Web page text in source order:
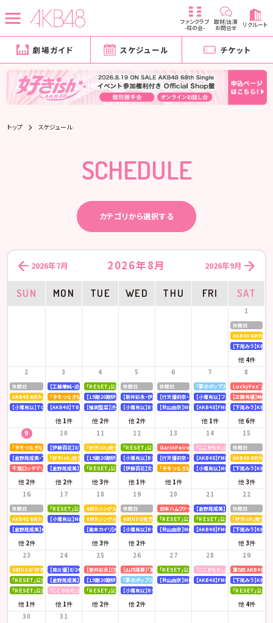
ファンクラブ
-柱の会-
取材/出演
お問合せ リクルート
劇場ガイド スケジュール チケット
トップ スケジュール
SCHEDULE
カテゴリから選択する
2026年8月
2026年7月 2026年9月
SUN MON TUE WED THU FRI SAT
休館日
AKB48 68thシン
【下尾みう】
他 4件
1
休館日
AKB48 68thシングル OS盤 【個別握手会】 @パシフィコ横浜
【小栗有以】TOKYOMX「MXグランプリ2026～異端芸人決定戦～」
2
【工藤華純・迫由芽実】大分合同新聞
「手をつなぎながら」公演
【AKB48】TBS「CDTV ライブ! ライブ!」
他 1件
3
「ＲＥＳＥＴ」公演
【19期20期研究生】SHOWROOM「AKB48研究生パレット 〜多彩な魅力をお届け〜」
【福岡聖菜】渋谷クロスFM「AKB48福岡聖菜の あなたに福を届けますらじお☆」
他 2件
4
休館日
【新井彩永・伊藤百花】文化放送「矢吹奈子のレコメン！」
【小栗有以】BSテレ東「ドライな同期の溺愛癖」
他 2件
5
休館日
【行天優莉奈・新井彩永】ラジオNIKKEI「虎ノ門 トレ
【秋山由奈】MBSラジオ「アッパレやってまーす！」
6
「夢のポップスター」公演
【小栗有以】フジテレビ「全力！脱力タ
【AKB48】FMFUJI「AKB48の
他 1件
7
LuckyFes’26
【正鋳真優】映画
【下尾みう】
他 6件
8
「手をつなぎながら」公演
【倉野尾成美・下尾みう・工藤華純・山口結愛】LOVE FM「AKB48九州放送部！」
千葉ロッテマリーンズ「BLACK SUMMER WEEK supported by クーリッシュ」
他 2件
9
【伊藤百花】8/10(月)発売「mini 9月号」
『好きish』発売記念 リミスタインターネットサイン会
【倉野尾成美】KBCラジオ「下町やぶさか診療所」
他 2件
10
『好きish』発売記念 リミスタインターネットサイン会
【19期20期研究生】SHOWROOM「AKB48研究生パレット 〜多彩な魅力をお届け〜」
「ＲＥＳＥＴ」公演
他3件
11
「ＲＥＳＥＴ」公演
【小栗有以】BSテレ東「ドライな同期の溺愛癖」
【伊藤百花】文化放送「AKB48伊藤百花のひと“花”咲かせたいっ！」
他 1件
12
GarinPeiro FES 『THE ROOTS 2026』
【行天優莉奈・新井彩永】ラジオNIKKEI「虎ノ門 トレ
「手をつなぎながら」公演
他 1件
13
「ここからだ」公演
【AKB48】FMFUJI「AKB48の
【小栗有以】MBSテレビ「深夜の爆
14
休館日
AKB48 68thシン
【下尾みう】
他3件
15
休館日
AKB48 68thシングル OS盤 【オンラインお話し会】
【倉野尾成美】KBCラジオ「下町やぶさか診療所」
他 2件
16
「ＲＥＳＥＴ」公演
【小栗有以】MBSラジオ「アッパレやってまーす！」
17
68thシングル『好きish』発売記念 「グループ握手会」
68thシングル『好きish』 発売記念「お見送り会」
【奥本カイリ】Acoustic Guitar Book 63
他3件
18
休館日
68thSG発売記念イベント「『好きish』握手祭」
【小栗有以】BSテレ東「ドライな同期の溺愛癖」
他 2件
19
日本ハムファイターズ〈AFTER GAME〉スペシャルラ
「ＲＥＳＥＴ」公演
【秋山由奈】MBSラジオ「アッパレやってまーす！」
20
【倉野尾成美】8/21(金)発売『アップ
「ＲＥＳＥＴ」公演
【AKB48】FMFUJI「AKB48の
21
休館日
『好きish』発売記
【下尾みう】
他3件
22
68thSG『好きish』初回限定盤 発売記念「仙台握手会」
「ＲＥＳＥＴ」公演
「ＲＥＳＥＴ」公演
他 1件
23
【森川優】8/24(月)発売「B.L.T. SUMMER CANDY 2026」
【倉野尾成美】KBCラジオ「下町やぶさか診療所」
「ここからだ」公演
他 1件
24
【新井彩永】【伊藤百花】ピンク・レディー 「トリビュートコンサート」
【19期20期研究生】SHOWROOM「AKB48研究生パレット 〜多彩な魅力をお届け〜」
「ＲＥＳＥＴ」公演
他 2件
25
【山内瑞葵】「第14回 全国高等学校ダンス部選手権」
「夢のポップスター」公演
【小栗有以】BSテレ東「ドライな同期の溺愛癖」
他 2件
26
「ＲＥＳＥＴ」公演
【秋山由奈】MBSラジオ「アッパレやってまーす！」
27
「ここからだ」公演
【AKB48】FMFUJI「AKB48の
28
第5回 AKB48グル
【下尾みう】
「ＲＥＳＥＴ」公演
他 4件
29
30 31